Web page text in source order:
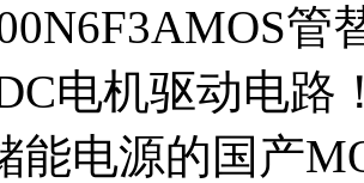
管
电机驱动电路
能电源的国产